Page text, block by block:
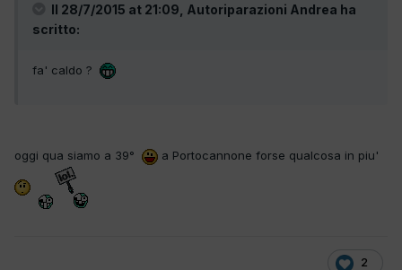
Il 28/7/2015 at 21:09, Autoriparazioni Andrea ha
scritto:
fa' caldo ?
oggi qua siamo a 39° a Portocannone forse qualcosa in piu'
2